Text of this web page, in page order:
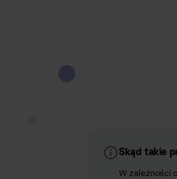
Skąd takie
W zależności